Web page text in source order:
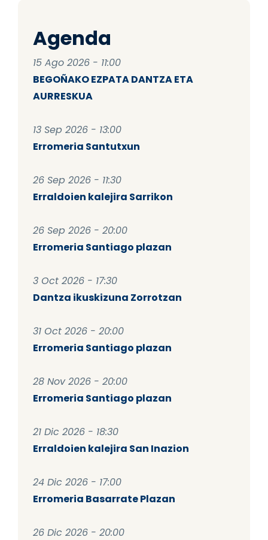
Agenda
15 Ago 2026 - 11:00
BEGOÑAKO EZPATA DANTZA ETA
AURRESKUA
13 Sep 2026 - 13:00
Erromeria Santutxun
26 Sep 2026 - 11:30
Erraldoien kalejira Sarrikon
26 Sep 2026 - 20:00
Erromeria Santiago plazan
3 Oct 2026 - 17:30
Dantza ikuskizuna Zorrotzan
31 Oct 2026 - 20:00
Erromeria Santiago plazan
28 Nov 2026 - 20:00
Erromeria Santiago plazan
21 Dic 2026 - 18:30
Erraldoien kalejira San Inazion
24 Dic 2026 - 17:00
Erromeria Basarrate Plazan
26 Dic 2026 - 20:00